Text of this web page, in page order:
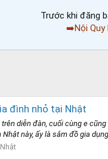
Trước khi đăng
➡️Nội Quy
đình nhỏ tại Nhật
diễn đàn, cuối cùng e
này, ấy là sắm đồ gia dụng.